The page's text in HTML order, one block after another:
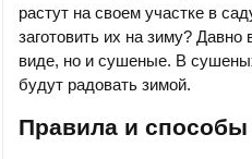
растут на своем участке в
заготовить их на зиму?
виде, но и сушеные. В
будут радовать зимой.
Правила и